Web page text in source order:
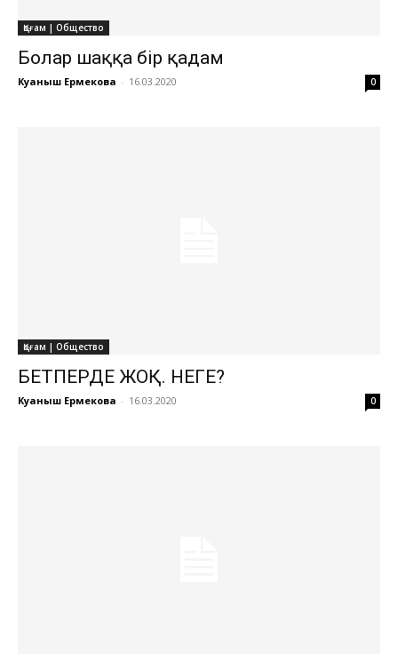
Қоғам | Общество
Болар шаққа бір қадам
Куаныш Ермекова - 16.03.2020 0
Қоғам | Общество
БЕТПЕРДЕ ЖОҚ. НЕГЕ?
Куаныш Ермекова - 16.03.2020 0